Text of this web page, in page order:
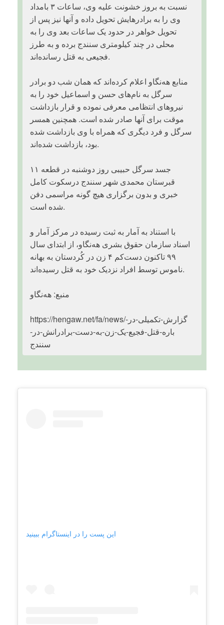
نسبت به بروز خشونت علیه وی، ساعات ۳ بامداد
وی را به برادرهایش تحویل داده و آنها نیز پس از
تحویل خواهر در حدود یک ساعات بعد وی را به
محلی در چند کیلومتری سنندج برده و به طرز
فجیعی به قتل رسانده‌اند.
منابع هه‌نگاو اعلام کرده‌اند که همان شب دو برادر
سرگل به نام‌های حسن و اسماعیل خود را به
نیروهای انتظامی معرفی نموده و قرار بازداشت
موقت برای آنها صادر شده است. همچنین همسر
سرگل و فرد دیگری که همراه با وی بازداشت شده
بود، بازداشت شده‌اند.
جسد سرگل حبیبی روز دوشنبه در قطعه ۱۱
قبرستان محمدی شهر سنندج درسکوت کامل
خبری و بدون برگزاری هیچ گونه مراسمی دفن
شده است.
با استناد به آمار به ثبت رسیده در مرکز آمار و
اسناد سازمان حقوق بشری هه‌نگاو، از ابتدای سال
۹۹ تاکنون دست‌کم ۴ زن در کُردستان به بهانه
ناموس توسط افراد نزدیک خود به قتل رسیده‌اند.
منبع: هه‌نگاو
باره-قتل-فجیع-یک-زن-به-دست-برادرانش-در-
سنندج
این پست را در اینستاگرام ببینید